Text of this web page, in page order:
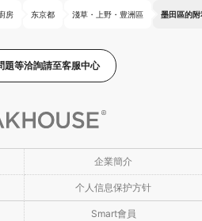
房 东京都 淺草・上野・豊洲區 墨田區的
題等洽詢請至客服中心
企業簡介
个人信息保护方针
Smart會員